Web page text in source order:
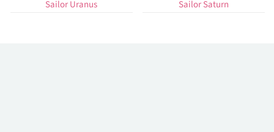
Sailor Uranus Sailor Saturn